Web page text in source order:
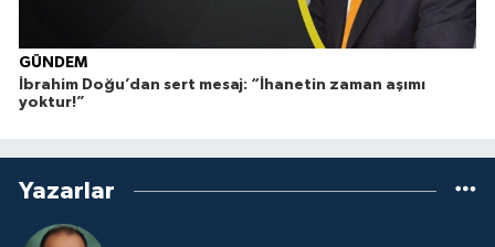
GÜNDEM
İbrahim Doğu’dan sert mesaj: “İhanetin zaman aşımı
yoktur!”
Yazarlar